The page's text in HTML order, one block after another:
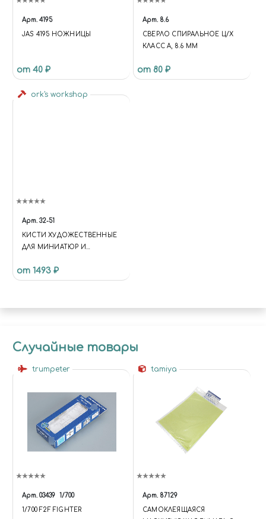
Арт. 4195
JAS 4195 НОЖНИЦЫ
от 40 ₽
Арт. 8.6
СВЕРЛО СПИРАЛЬНОЕ Ц/Х
КЛАСС А, 8.6 ММ
от 80 ₽
ork's workshop
Арт. 32-51
КИСТИ ХУДОЖЕСТВЕННЫЕ
ДЛЯ МИНИАТЮР И
ШТУК
от 1493 ₽
Случайные товары
trumpeter
Арт. 03439 1/700
1/700 F2F FIGHTER
tamiya
Арт. 87129
САМОКЛЕЯЩАЯСЯ